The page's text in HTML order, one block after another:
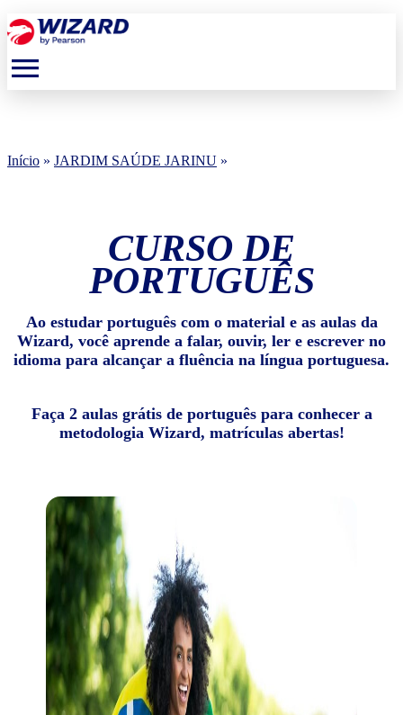
menu
Início » JARDIM SAÚDE JARINU »
CURSO DE
PORTUGUÊS
Ao estudar português com o material e as aulas da
Wizard, você aprende a falar, ouvir, ler e escrever no
idioma para alcançar a fluência na língua portuguesa.
Faça 2 aulas grátis de português para conhecer a
metodologia Wizard, matrículas abertas!